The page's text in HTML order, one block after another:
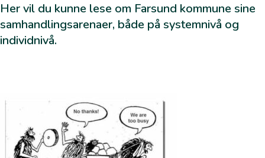
Her vil du kunne lese om Farsund kommune sine
samhandlingsarenaer, både på systemnivå og
individnivå.